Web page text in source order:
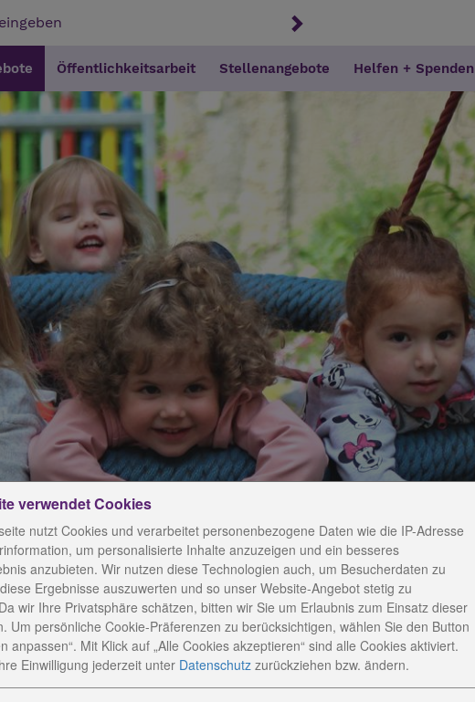
Öffentlichkeitsarbeit Stellenangebote Helfen + Spenden
Landkreis Saalfeld-Rudolstadt
verwendet Cookies
nutzt Cookies und verarbeitet personenbezogene Daten wie die IP-Adresse
um personalisierte Inhalte anzuzeigen und ein besseres
anzubieten. Wir nutzen diese Technologien auch, um Besucherdaten zu
Ergebnisse auszuwerten und so unser Website-Angebot stetig zu
wir Ihre Privatsphäre schätzen, bitten wir Sie um Erlaubnis zum Einsatz dieser
Um persönliche Cookie-Präferenzen zu berücksichtigen, wählen Sie den Button
anpassen“. Mit Klick auf „Alle Cookies akzeptieren“ sind alle Cookies aktiviert.
Einwilligung jederzeit unter Datenschutz zurückziehen bzw. ändern.